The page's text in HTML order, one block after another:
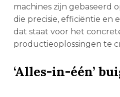
machines zijn gebaseerd
die precisie, efficiëntie en
dat staat voor het
productieoplossingen te
‘Alles-in-één’